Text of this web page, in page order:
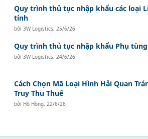
Quy trình thủ tục nhập khẩu các loại
tính
bởi3W Logistics, 25/6/26
Quy trình thủ tục nhập khẩu Phụ
bởi3W Logistics, 24/6/26
Cách Chọn Mã Loại Hình Hải Quan
Truy Thu Thuế
bởi Hồ Hồng, 22/6/26